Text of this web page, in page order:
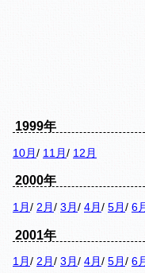
1999年
10月 / 11月 / 12月
2000年
1月 / 2月 / 3月 / 4月 / 5月 / 6月
2001年
1月 / 2月 / 3月 / 4月 / 5月 / 6月